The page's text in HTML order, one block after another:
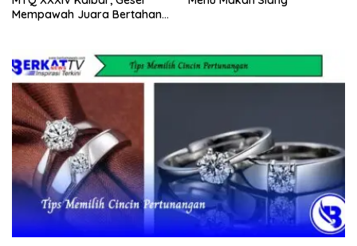
Mempawah Juara Bertahan